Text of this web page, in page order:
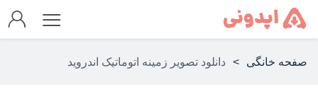
صفحه خانگی > دانلود تصویر زمینه اتوماتیک اندروید